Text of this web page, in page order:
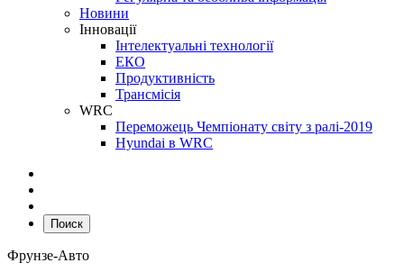
Новини
Інновації
Інтелектуальні технології
ЕКО
Продуктивність
Трансмісія
WRC
Переможець Чемпіонату світу з ралі-2019
Hyundai в WRC
Поиск
Фрунзе-Авто